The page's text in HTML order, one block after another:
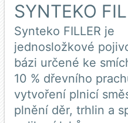
SYNTEKO
Synteko FILLER je
jednosložkové
bázi určené ke
10 % dřevního
vytvoření plnicí
plnění děr, trhlin a